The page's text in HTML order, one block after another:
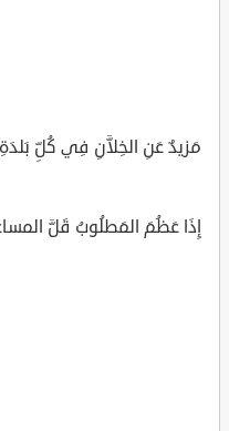
مَزيدٌ عَنِ الخِلاَّنِ فِي كُلِّ بَلدَةِ
إِذَا عَظُمَ المَطلُوبُ قَلَّ